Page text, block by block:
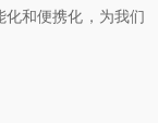
和便携化，为我们